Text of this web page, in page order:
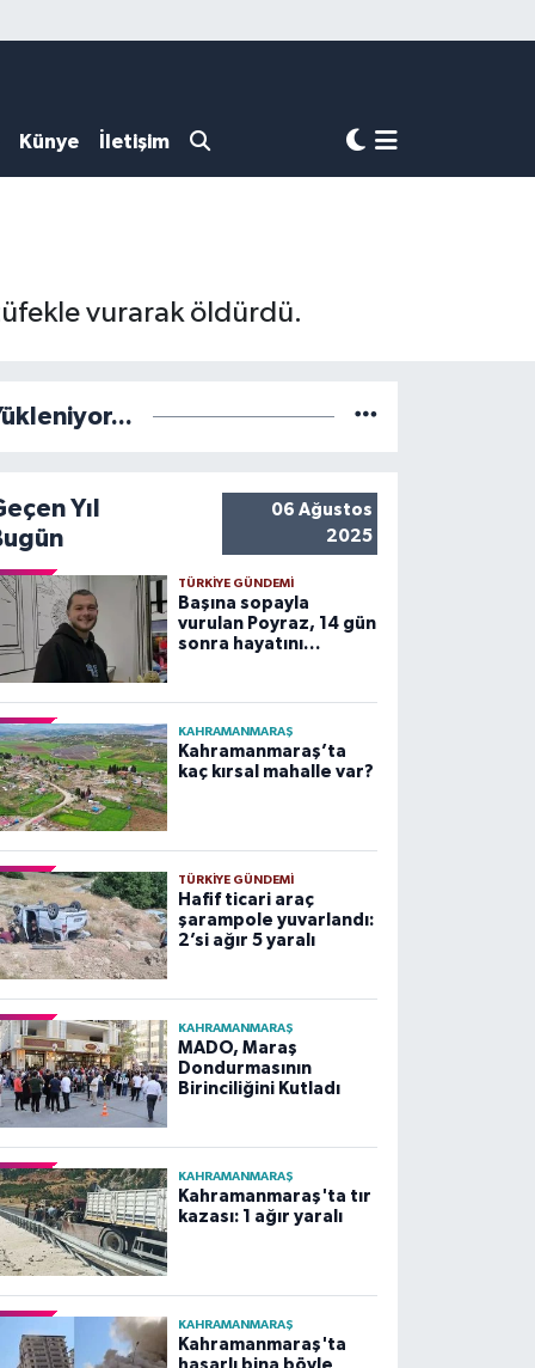
Künye İletişim
vurarak öldürdü.
Yıl
06 Ağustos
2025
TÜRKIYE GÜNDEMI
Başına sopayla
vurulan Poyraz, 14 gün
sonra hayatını
KAHRAMANMARAŞ
Kahramanmaraş’ta
kaç kırsal mahalle var?
TÜRKIYE GÜNDEMI
Hafif ticari araç
şarampole yuvarlandı:
2’si ağır 5 yaralı
KAHRAMANMARAŞ
MADO, Maraş
Dondurmasının
Birinciliğini Kutladı
KAHRAMANMARAŞ
Kahramanmaraş'ta tır
kazası: 1 ağır yaralı
KAHRAMANMARAŞ
Kahramanmaraş'ta